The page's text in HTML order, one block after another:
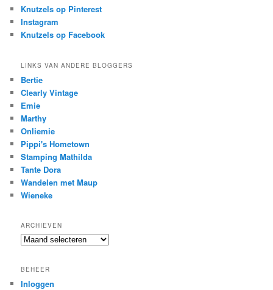
Knutzels op Pinterest
Instagram
Knutzels op Facebook
LINKS VAN ANDERE BLOGGERS
Bertie
Clearly Vintage
Emie
Marthy
Onliemie
Pippi's Hometown
Stamping Mathilda
Tante Dora
Wandelen met Maup
Wieneke
ARCHIEVEN
Archieven
BEHEER
Inloggen